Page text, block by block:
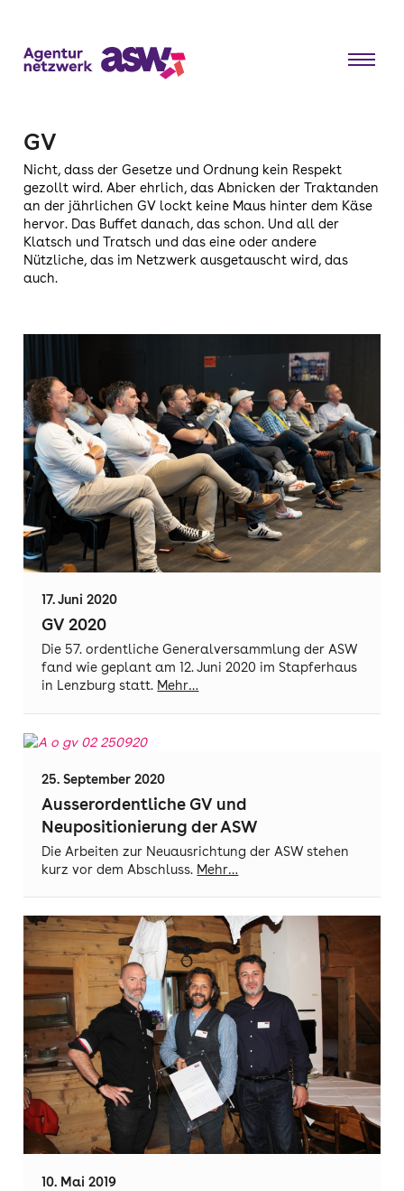
GV
Nicht, dass der Gesetze und Ordnung kein Respekt
gezollt wird. Aber ehrlich, das Abnicken der Traktanden
an der jährlichen GV lockt keine Maus hinter dem Käse
hervor. Das Buffet danach, das schon. Und all der
Klatsch und Tratsch und das eine oder andere
Nützliche, das im Netzwerk ausgetauscht wird, das
auch.
17. Juni 2020
GV 2020
Die 57. ordentliche Generalversammlung der ASW
fand wie geplant am 12. Juni 2020 im Stapferhaus
in Lenzburg statt. Mehr…
25. September 2020
Ausserordentliche GV und
Neupositionierung der ASW
Die Arbeiten zur Neuausrichtung der ASW stehen
kurz vor dem Abschluss. Mehr…
10. Mai 2019